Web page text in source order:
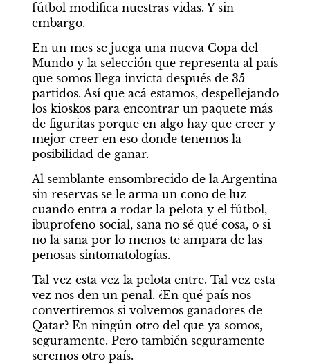
fútbol modifica nuestras vidas. Y sin
embargo.
En un mes se juega una nueva Copa del
Mundo y la selección que representa al país
que somos llega invicta después de 35
partidos. Así que acá estamos, despellejando
los kioskos para encontrar un paquete más
de figuritas porque en algo hay que creer y
mejor creer en eso donde tenemos la
posibilidad de ganar.
Al semblante ensombrecido de la Argentina
sin reservas se le arma un cono de luz
cuando entra a rodar la pelota y el fútbol,
ibuprofeno social, sana no sé qué cosa, o si
no la sana por lo menos te ampara de las
penosas sintomatologías.
Tal vez esta vez la pelota entre. Tal vez esta
vez nos den un penal. ¿En qué país nos
convertiremos si volvemos ganadores de
Qatar? En ningún otro del que ya somos,
seguramente. Pero también seguramente
seremos otro país.